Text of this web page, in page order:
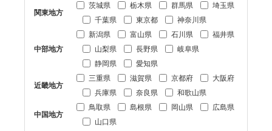
関東地方
茨城県 栃木県 群馬県
埼玉県
千葉県
東京都 神奈川県
中部地方
新潟県 富山県 石川県
福井県
山梨県
長野県
岐阜県
静岡県
愛知県
近畿地方
三重県 滋賀県 京都府
大阪府
兵庫県
奈良県 和歌山県
中国地方
鳥取県 島根県 岡山県
広島県
山口県